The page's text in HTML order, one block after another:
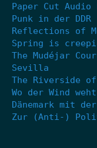
Paper Cut
Punk in der DDR
Reflections of
Spring is
The Mudéjar
Sevilla
The Riverside
Wo der Wind
Dänemark mit der
Zur (Anti-)